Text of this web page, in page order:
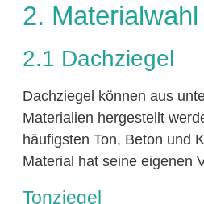
2. Materialwahl
2.1 Dachziegel
Dachziegel können aus
Materialien hergestellt
häufigsten Ton, Beton und
Material hat seine eigenen
Tonziegel